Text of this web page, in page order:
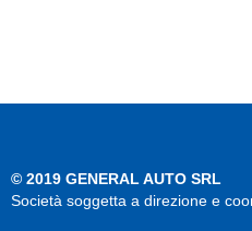
© 2019 GENERAL AUTO SRL
Società soggetta a direzione e